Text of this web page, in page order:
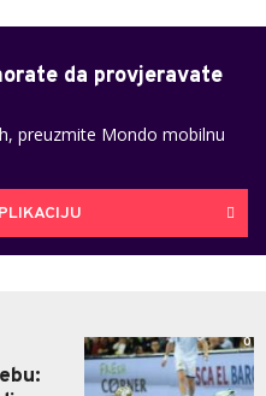
da provjeravate
preuzmite Mondo mobilnu
0